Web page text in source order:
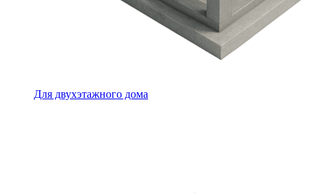
Для двухэтажного дома